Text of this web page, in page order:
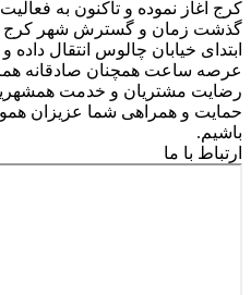
کرج آغاز نموده و تاکنون به
گذشت زمان و گسترش شهر کرج
ابتدای خیابان چالوس انتقال
عرصه ساعت همچنان صادقانه
رضایت مشتریان و خدمت
حمایت و همراهی شما عزیزان
باشیم.
ارتباط با ما